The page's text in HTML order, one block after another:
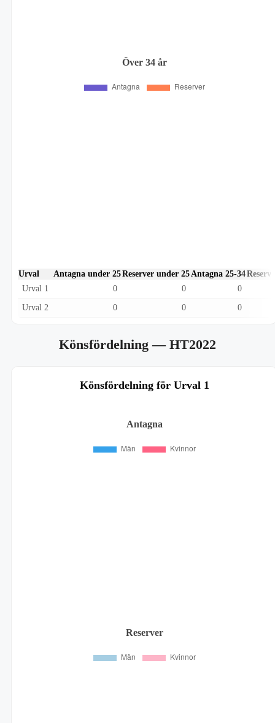
Över 34 år
Urval Antagna under 25Reserver under 25Antagna 25-34
Urval 1
0 0 0
Urval 2 0 0 0
Könsfördelning— HT2022
Könsfördelning för Urval 1
Antagna
Reserver